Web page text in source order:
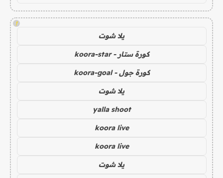
!
يلا شوت
كورة ستار - koora-star
كورة جول - koora-goal
يلا شوت
yalla shoot
koora live
koora live
يلا شوت